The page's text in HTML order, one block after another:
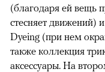
(благодаря ей вещь
стесняет движений)
Dyeing (при нем
также коллекция
аксессуары. На